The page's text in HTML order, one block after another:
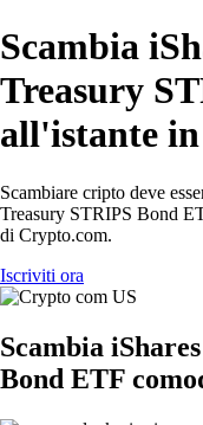
Scambia
Treasury
all'istante
Scambiare cripto deve
Treasury STRIPS Bond
di Crypto.com.
Iscriviti ora
Scambia
Bond ETF